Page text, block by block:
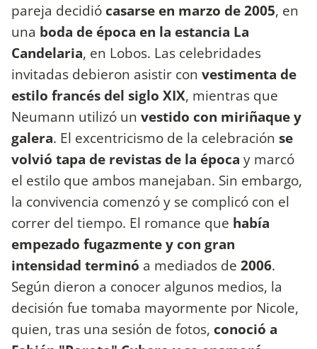
pareja decidió casarse en marzo de 2005, en
una boda de época en la estancia La
Candelaria, en Lobos. Las celebridades
invitadas debieron asistir con vestimenta de
estilo francés del siglo XIX, mientras que
Neumann utilizó un vestido con miriñaque y
galera. El excentricismo de la celebración se
volvió tapa de revistas de la época y marcó
el estilo que ambos manejaban. Sin embargo,
la convivencia comenzó y se complicó con el
correr del tiempo. El romance que había
empezado fugazmente y con gran
intensidad terminó a mediados de 2006.
Según dieron a conocer algunos medios, la
decisión fue tomaba mayormente por Nicole,
quien, tras una sesión de fotos, conoció a